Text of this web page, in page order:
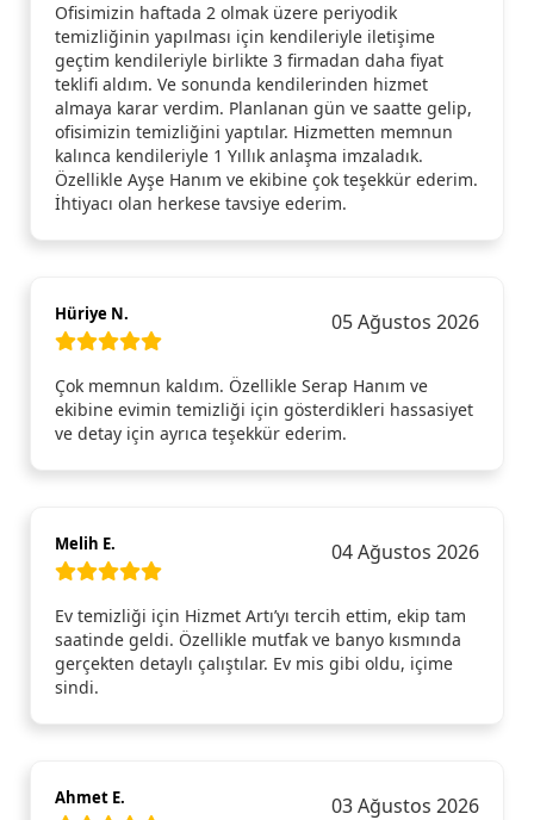
Ofisimizin haftada 2 olmak üzere periyodik
temizliğinin yapılması için kendileriyle iletişime
geçtim kendileriyle birlikte 3 firmadan daha fiyat
teklifi aldım. Ve sonunda kendilerinden hizmet
almaya karar verdim. Planlanan gün ve saatte gelip,
ofisimizin temizliğini yaptılar. Hizmetten memnun
kalınca kendileriyle 1 Yıllık anlaşma imzaladık.
Özellikle Ayşe Hanım ve ekibine çok teşekkür ederim.
İhtiyacı olan herkese tavsiye ederim.
Hüriye N. 05 Ağustos 2026
Çok memnun kaldım. Özellikle Serap Hanım ve
ekibine evimin temizliği için gösterdikleri hassasiyet
ve detay için ayrıca teşekkür ederim.
Melih E. 04 Ağustos 2026
Ev temizliği için Hizmet Artı’yı tercih ettim, ekip tam
saatinde geldi. Özellikle mutfak ve banyo kısmında
gerçekten detaylı çalıştılar. Ev mis gibi oldu, içime
sindi.
Ahmet E. 03 Ağustos 2026